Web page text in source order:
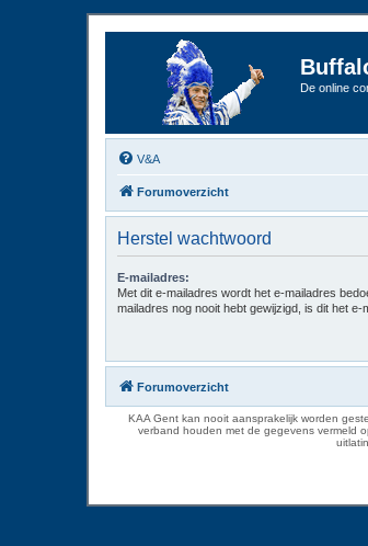
De online
V&A
Forumoverzicht
Herstel wachtwoord
E-mailadres:
Met dit e-mailadres wordt het e-mailadres
mailadres nog nooit hebt gewijzigd, is dit het
Forumoverzicht
KAA Gent kan nooit aansprakelijk worden
verband houden met de gegevens vermeld